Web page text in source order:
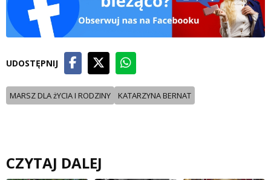
UDOSTĘPNIJ
MARSZ DLA żYCIA I RODZINY KATARZYNA BERNAT
CZYTAJ DALEJ